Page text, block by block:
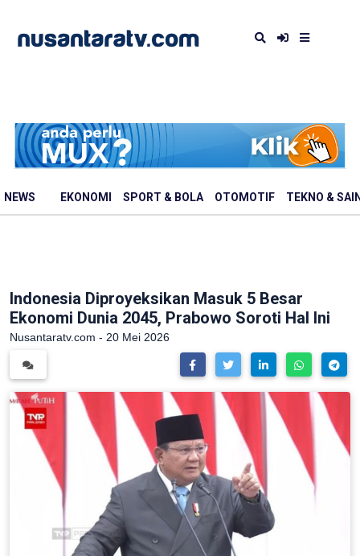
NEWS EKONOMI SPORT & BOLA OTOMOTIF TEKNO &
Indonesia Diproyeksikan Masuk 5 Besar
Ekonomi Dunia 2045, Prabowo Soroti Hal Ini
Nusantaratv.com - 20 Mei 2026